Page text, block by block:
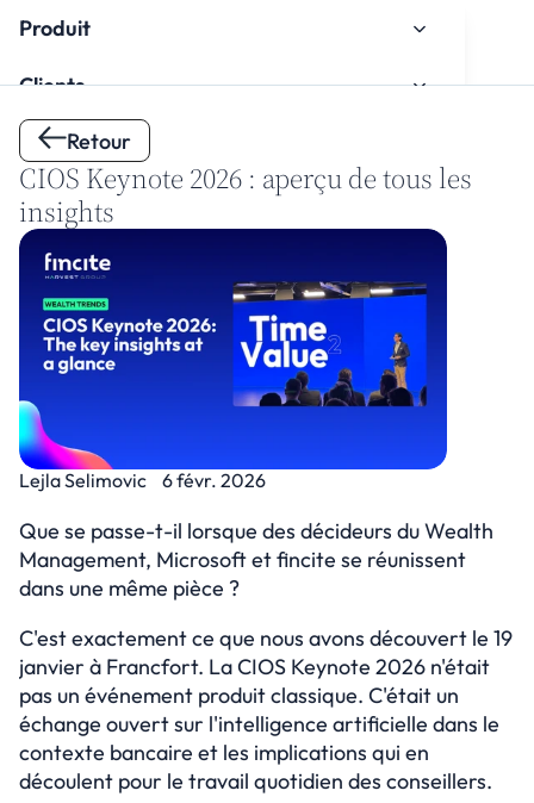
Retour
CIOS Keynote 2026 : aperçu de tous les
insights
Lejla Selimovic 6 févr. 2026
Que se passe-t-il lorsque des décideurs du Wealth
Management, Microsoft et fincite se réunissent
dans une même pièce ?
C'est exactement ce que nous avons découvert le 19
janvier à Francfort. La CIOS Keynote 2026 n'était
pas un événement produit classique. C'était un
échange ouvert sur l'intelligence artificielle dans le
contexte bancaire et les implications qui en
découlent pour le travail quotidien des conseillers.
Produit
Clients
À propos de nous
Espace de connaissances
Intégration
Regarder le tutoriel d'intégration
Essayer gratuitement
Select Language